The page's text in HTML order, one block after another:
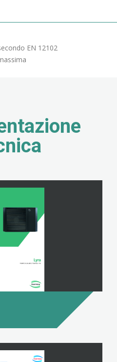
EN 12102